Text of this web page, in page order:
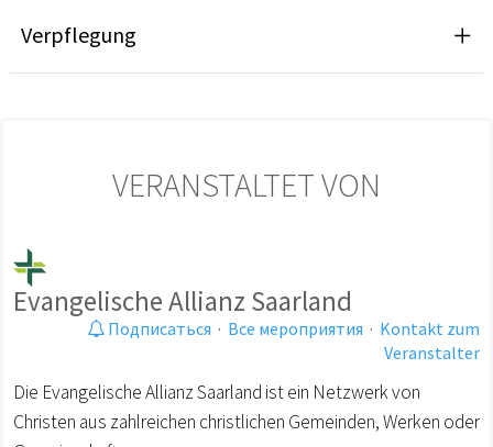
Verpflegung
VERANSTALTET VON
Evangelische Allianz Saarland
Подписаться · Все мероприятия · Kontakt zum
Veranstalter
Die Evangelische Allianz Saarland ist ein Netzwerk von
Christen aus zahlreichen christlichen Gemeinden, Werken oder